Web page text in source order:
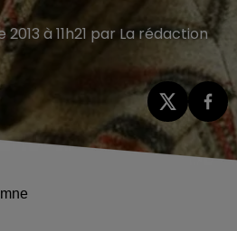
à 11h21 par La rédaction